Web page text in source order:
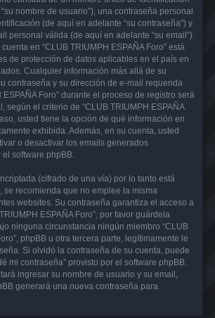
nombre de usuario”), una contraseña personal
(de aquí en adelante “su contraseña”) y
personal válida (de aquí en adelante “su email”).
en “CLUB TRIUMPH ESPAÑA Foro” está
de protección de datos aplicables en el país en
Cualquier información más allá de su
contraseña y su dirección de e-mail requerida
ESPAÑA Foro” durante el proceso de registro será
según el criterio de “CLUB TRIUMPH ESPAÑA
usted tiene la opción de qué información en
exhibida. Además, en su cuenta, usted
o desactivar los emails generados
software phpBB.
(cifrado de una vía) por lo tanto está
se recomienda que no emplee la misma
websites. Su contraseña garantiza el acceso a
ESPAÑA Foro”, por favor guárdela
ninguna circunstancia ningún miembro “CLUB
phpBB u otra tercera parte, legítimamente le
Si olvidó la contraseña de su cuenta, puede
mi contraseña” provisto por el software phpBB.
ingresar su nombre de usuario y su email,
generará una nueva contraseña para